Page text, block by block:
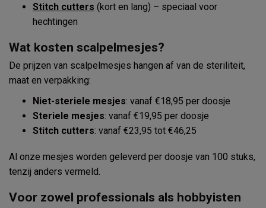
Stitch cutters (kort en lang) – speciaal voor
hechtingen
Wat kosten scalpelmesjes?
De prijzen van scalpelmesjes hangen af van de steriliteit,
maat en verpakking:
Niet-steriele mesjes: vanaf €18,95 per doosje
Steriele mesjes: vanaf €19,95 per doosje
Stitch cutters: vanaf €23,95 tot €46,25
Al onze mesjes worden geleverd per doosje van 100 stuks,
tenzij anders vermeld.
Voor zowel professionals als hobbyisten